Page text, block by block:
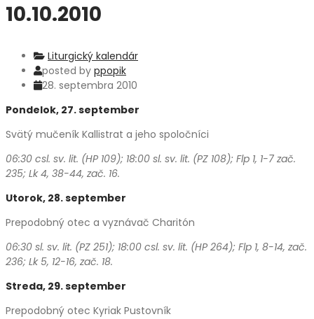
10.10.2010
Liturgický kalendár
posted by ppopik
28. septembra 2010
Pondelok, 27. september
Svätý mučeník Kallistrat a jeho spoločníci
06:30 csl. sv. lit. (HP 109); 18:00 sl. sv. lit. (PZ 108); Flp 1, 1-7 zač.
235; Lk 4, 38-44, zač. 16.
Utorok, 28. september
Prepodobný otec a vyznávač Charitón
06:30 sl. sv. lit. (PZ 251); 18:00 csl. sv. lit. (HP 264); Flp 1, 8-14, zač.
236; Lk 5, 12-16, zač. 18.
Streda, 29. september
Prepodobný otec Kyriak Pustovník